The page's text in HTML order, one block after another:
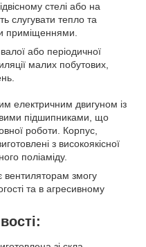
стелі або на
слугувати тепло та
приміщеннями.
або періодичної
малих побутових,
електричним двигуном із
підшипниками, що
роботи. Корпус,
з високоякісної
поліаміду.
вентиляторам змогу
та в агресивному